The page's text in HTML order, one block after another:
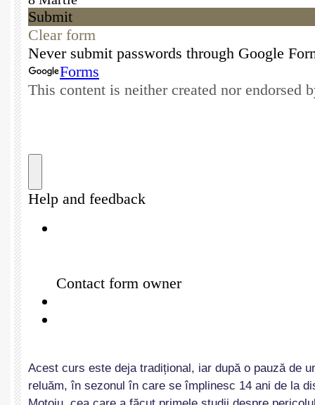
Acest curs este deja tradițional, iar după o pauză de
reluăm, în sezonul în care se împlinesc 14 ani de la